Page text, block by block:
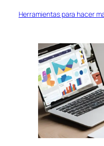
Herramientas para hacer